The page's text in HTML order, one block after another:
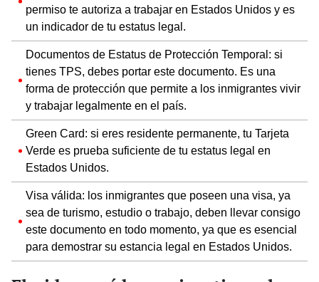
permiso te autoriza a trabajar en Estados Unidos y es
un indicador de tu estatus legal.
Documentos de Estatus de Protección Temporal: si
tienes TPS, debes portar este documento. Es una
forma de protección que permite a los inmigrantes vivir
y trabajar legalmente en el país.
Green Card: si eres residente permanente, tu Tarjeta
Verde es prueba suficiente de tu estatus legal en
Estados Unidos.
Visa válida: los inmigrantes que poseen una visa, ya
sea de turismo, estudio o trabajo, deben llevar consigo
este documento en todo momento, ya que es esencial
para demostrar su estancia legal en Estados Unidos.